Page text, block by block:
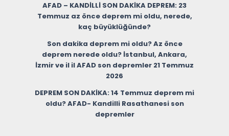
AFAD – KANDİLLİ SON DAKİKA DEPREM: 23
Temmuz az önce deprem mi oldu, nerede,
kaç büyüklüğünde?
Son dakika deprem mi oldu? Az önce
deprem nerede oldu? İstanbul, Ankara,
İzmir ve il il AFAD son depremler 21 Temmuz
2026
DEPREM SON DAKİKA: 14 Temmuz deprem mi
oldu? AFAD- Kandilli Rasathanesi son
depremler